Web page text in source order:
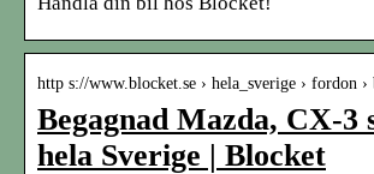
http s://www.blocket.se › hela_sverige › fordon
Begagnad Mazda, CX-3
hela Sverige | Blocket